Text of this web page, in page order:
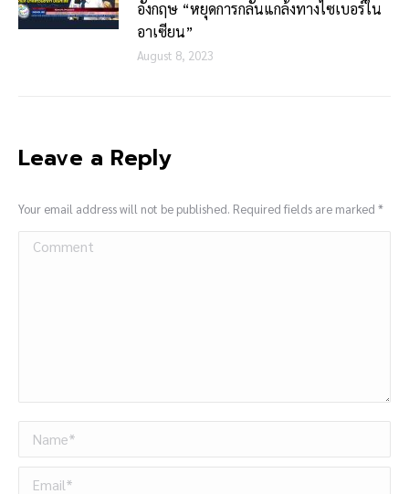
อังกฤษ “หยุดการกลั่นแกล้งทางไซเบอร์ใน
อาเซียน”
August 8, 2023
Leave a Reply
Your email address will not be published. Required fields are marked *
Comment
Name *
Email *